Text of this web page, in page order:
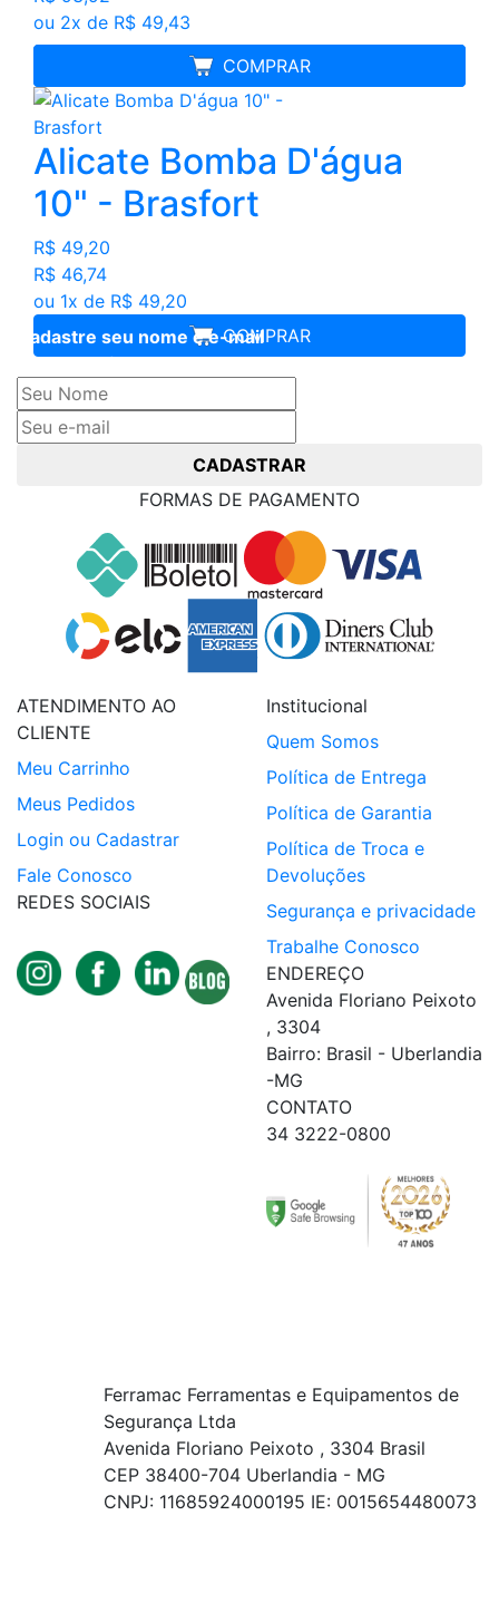
ou 2x de R$ 49,43
COMPRAR
MELHOR PREÇO
Alicate Bomba D'água
10" - Brasfort
R$ 49,20
R$ 46,74
ou 1x de R$ 49,20
COMPRAR
Cadastre seu nome e e-mail
e receba ofertas exclusivas
CADASTRAR
FORMAS DE PAGAMENTO
ATENDIMENTO AO
CLIENTE
Meu Carrinho
Meus Pedidos
Login ou Cadastrar
Fale Conosco
REDES SOCIAIS
Institucional
Quem Somos
Política de Entrega
Política de Garantia
Política de Troca e
Devoluções
Segurança e privacidade
Trabalhe Conosco
ENDEREÇO
Avenida Floriano Peixoto
, 3304
Bairro: Brasil - Uberlandia
-MG
CONTATO
34 3222-0800
Ferramac Ferramentas e Equipamentos de
Segurança Ltda
Avenida Floriano Peixoto , 3304 Brasil
CEP 38400-704 Uberlandia - MG
CNPJ: 11685924000195 IE: 0015654480073